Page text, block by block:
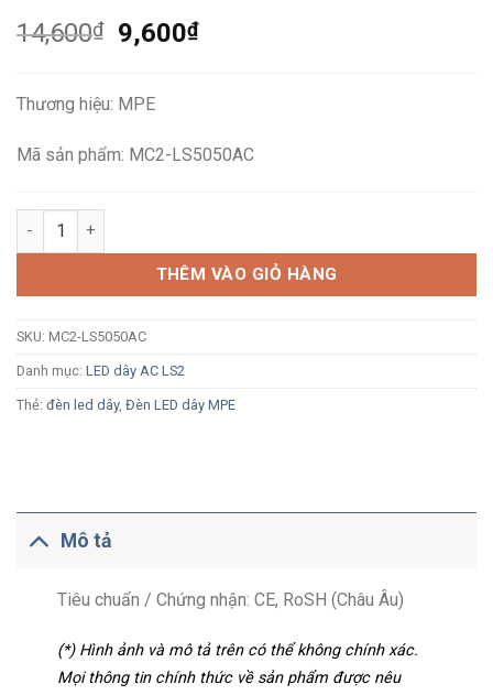
14,600₫
Giá
14,600₫.
9,600₫Giá
Thương hiệu: MPE
Mã sản phẩm: MC2-LS5050AC
Khớp nối giữa cho LED dây AC 5050 MPE MC2-LS5050AC số
THÊM VÀO GIỎ HÀNG
SKU: MC2-LS5050AC
Danh mục: LED dây AC LS2
Thẻ: đèn led dây, Đèn LED dây MPE
Mô tả
Tiêu chuẩn / Chứng nhận: CE, RoSH (Châu Âu)
(*) Hình ảnh và mô tả trên có thể không chính xác.
Mọi thông tin chính thức về sản phẩm được nêu